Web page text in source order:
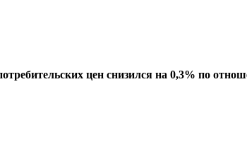
цен снизился на 0,3% по